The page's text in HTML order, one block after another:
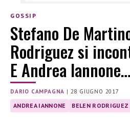
GOSSIP
Stefano De
Rodriguez si
E Andrea Iannone…
DARIO CAMPAGNA | 28 GIUGNO 2017
ANDREA IANNONE BELEN RODRIGUEZ